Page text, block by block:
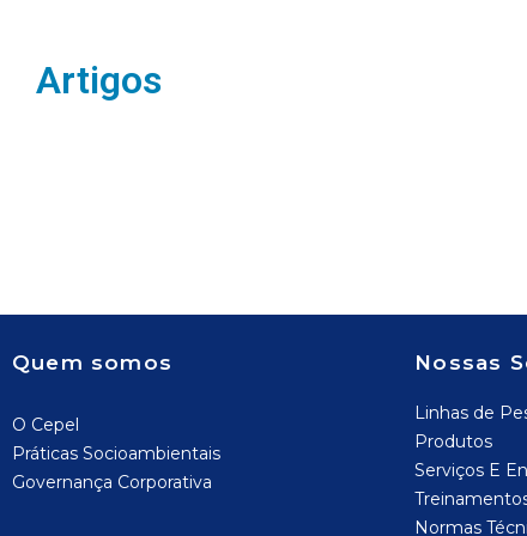
Artigos
Quem somos
O Cepel
Práticas Socioambientais
Governança Corporativa
Nossas
Linhas de
Produtos
Serviços E
Normas